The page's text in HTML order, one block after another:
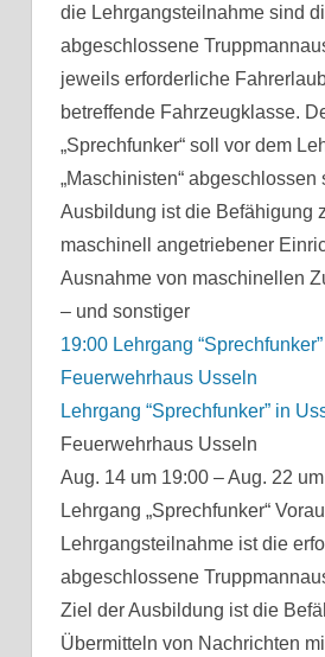
die Lehrgangsteilnahme sind
abgeschlossene
jeweils erforderliche
betreffende Fahrzeugklasse.
„Sprechfunker“ soll vor dem
„Maschinisten“ abgeschlossen
Ausbildung ist die Befähigung
maschinell angetriebener
Ausnahme von maschinellen
– und sonstiger
19:00 Lehrgang
Feuerwehrhaus Usseln
Lehrgang “Sprechfunker” in
Feuerwehrhaus Usseln
Aug. 14 um 19:00 – Aug. 22
Lehrgang „Sprechfunker“
Lehrgangsteilnahme ist die
abgeschlossene
Ziel der Ausbildung ist die
Übermitteln von Nachrichten